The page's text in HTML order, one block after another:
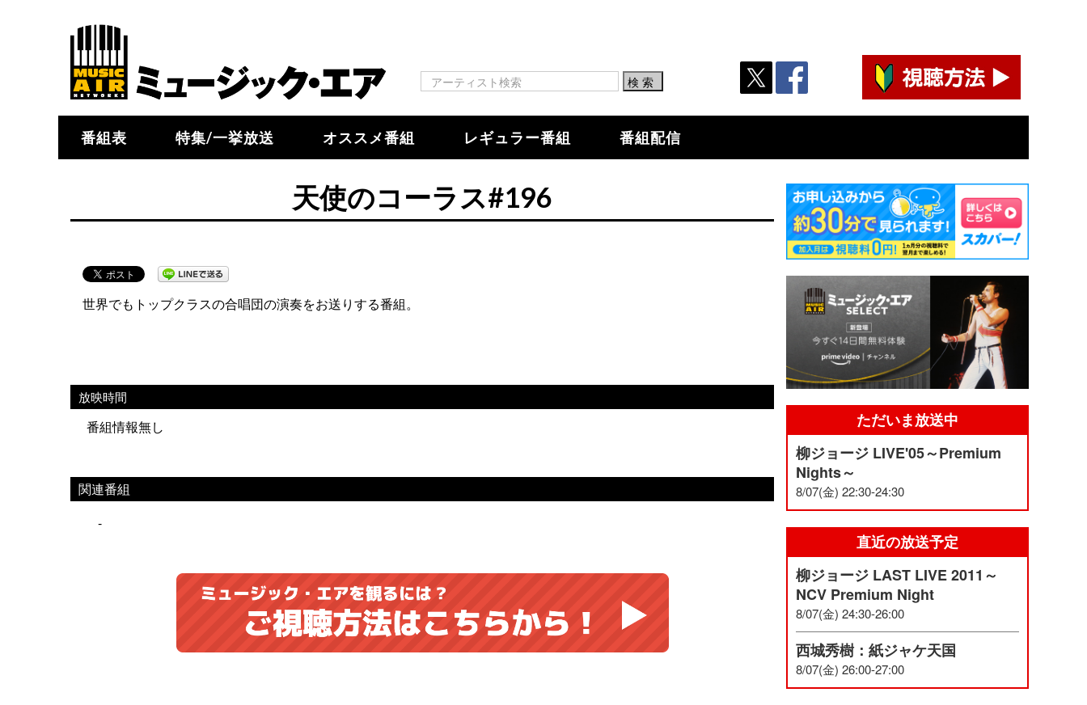
番組表 特集/一挙放送 オススメ番組 レギュラー番組 番組配信
天使のコーラス#196
世界でもトップクラスの合唱団の演奏をお送りする番組。
放映時間
番組情報無し
関連番組
-
ただいま放送中
柳ジョージ LIVE'05～Premium
Nights～
8/07(金) 22:30-24:30
直近の放送予定
柳ジョージ LAST LIVE 2011～
NCV Premium Night
8/07(金) 24:30-26:00
西城秀樹：紙ジャケ天国
8/07(金) 26:00-27:00